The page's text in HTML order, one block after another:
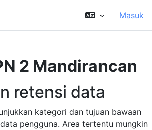
Masuk
2 Mandirancan
retensi data
kategori dan tujuan bawaan
pengguna. Area tertentu mungkin